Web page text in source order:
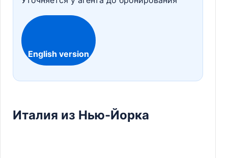
English version
Италия из Нью-Йорка